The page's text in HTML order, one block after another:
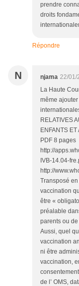
prendre
droits
Répondre
N njama 22/01/
La Haute
même
RELATIVES
ENFANTS
PDF 8 pages
http://
IVB-14.04-
http://
Transposé
vaccination
être «
préalable
parents ou
Aussi, quel
vaccination
ni être
vaccination,
de l’ OMS,